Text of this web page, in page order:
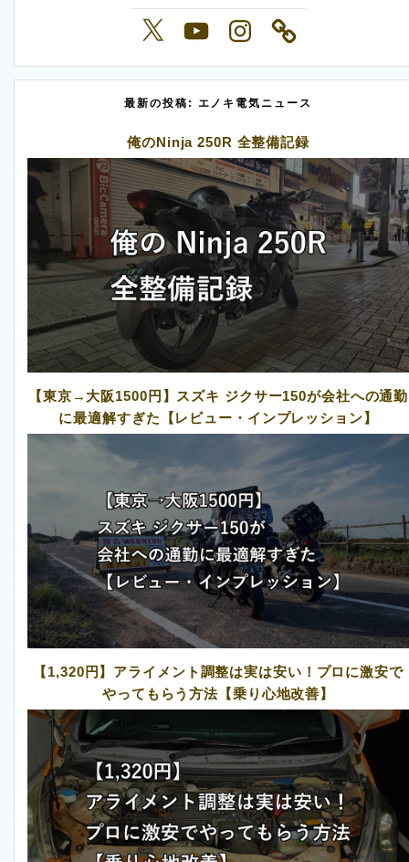
X YouTubeInstagram
最新の投稿: エノキ電気ニュース
俺のNinja 250R 全整備記録
【東京→大阪1500円】スズキ ジクサー150が会社への通勤
に最適解すぎた【レビュー・インプレッション】
【1,320円】アライメント調整は実は安い！プロに激安で
やってもらう方法【乗り心地改善】